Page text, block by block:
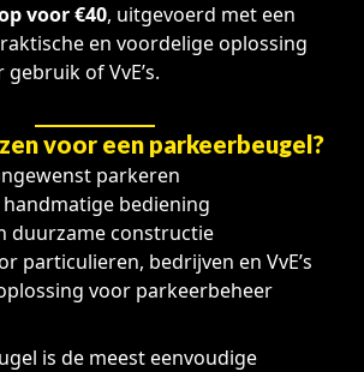
voor €40, uitgevoerd met een
en voordelige oplossing
of VvE’s.
voor een parkeerbeugel?
parkeren
handmatige bediening
duurzame constructie
particulieren, bedrijven en VvE’s
voor parkeerbeheer
is de meest eenvoudige